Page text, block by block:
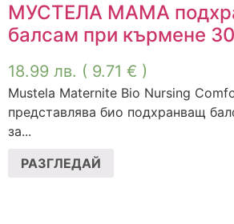
МУСТЕЛА МАМА
балсам при кърмене
18.99 лв. ( 9.71 € )
Mustela Maternite Bio Nursing
представлява био подхранващ
за...
РАЗГЛЕДАЙ